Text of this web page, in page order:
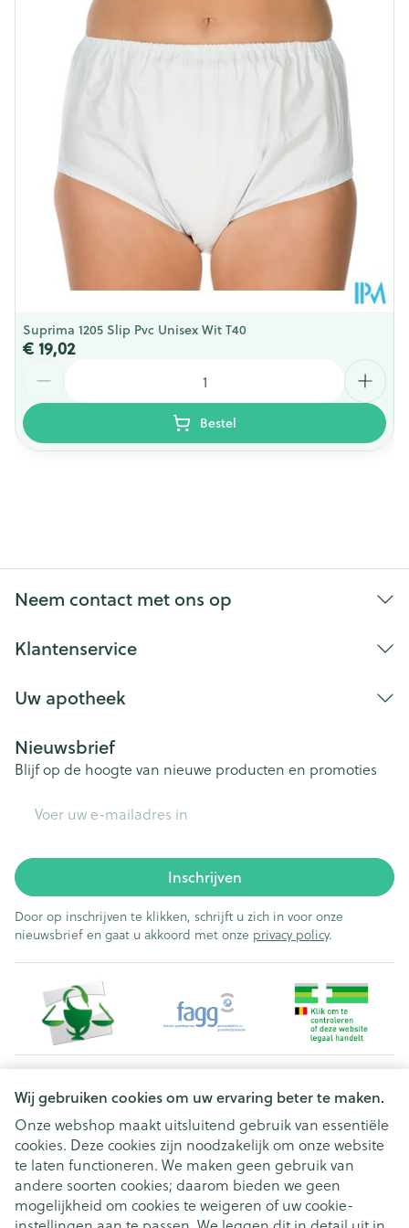
Wij gebruiken cookies om uw ervaring beter te maken.
Onze webshop maakt uitsluitend gebruik van essentiële
cookies. Deze cookies zijn noodzakelijk om onze website
te laten functioneren. We maken geen gebruik van
andere soorten cookies; daarom bieden we geen
mogelijkheid om cookies te weigeren of uw cookie-
Hoeveelheid
Behoud Kamertemperatuur (15°C - 25°C)
Suprima 1205 Slip Pvc Unisex Wit T40
€ 19,02
Bestel
Neem contact met ons op
Klantenservice
Uw apotheek
Nieuwsbrief
Blijf op de hoogte van nieuwe producten en promoties
Inschrijven
Door op inschrijven te klikken, schrijft u zich in voor onze
nieuwsbrief en gaat u akkoord met onze privacy policy.
Juridische links